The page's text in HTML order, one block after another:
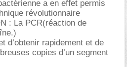
a en effet permis
révolutionnaire
: La PCR(réaction de
d’obtenir rapidement et de
copies d’un segment